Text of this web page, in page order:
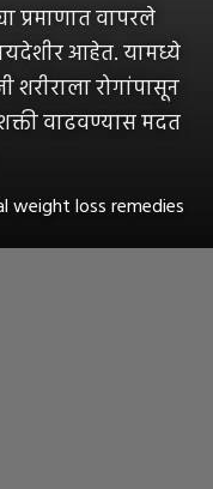
प्रमाणात वापरले
आहेत. यामध्ये
रोगांपासून
वाढवण्यास मदत
weight loss remedies